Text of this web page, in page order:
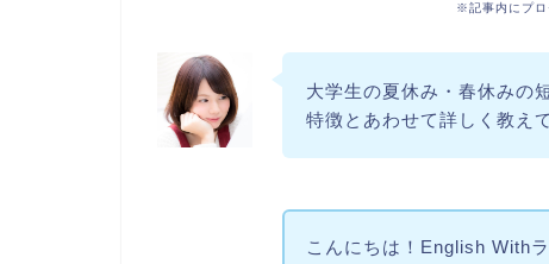
※記事内にプロ
大学生の夏休み・春休みの
特徴とあわせて詳しく教え
こんにちは！English With